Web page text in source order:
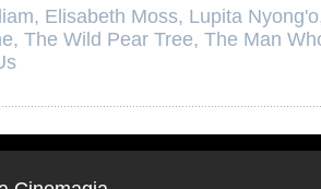
, Elisabeth Moss, Lupita Nyong'o
, The Wild Pear Tree, The Man